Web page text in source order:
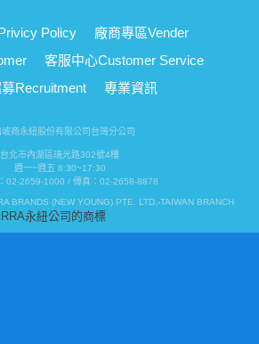
Policy 廠商專區Vender
客服中心Customer Service
Recruitment 專業資訊
坡商永紐股份有限公司台灣分公司
台北市內湖區瑞光路302號4樓
週一~週五 8:30~17:30
02-2659-1000 / 傳真：02-2658-8878
BRANDS (NEW YOUNG) PTE. LTD.-TAIWAN BRANCH
永紐公司的商標